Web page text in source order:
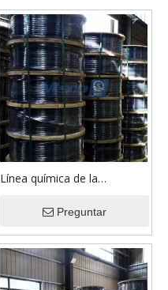
Línea química de la
de alta resistencia para el
Preguntar